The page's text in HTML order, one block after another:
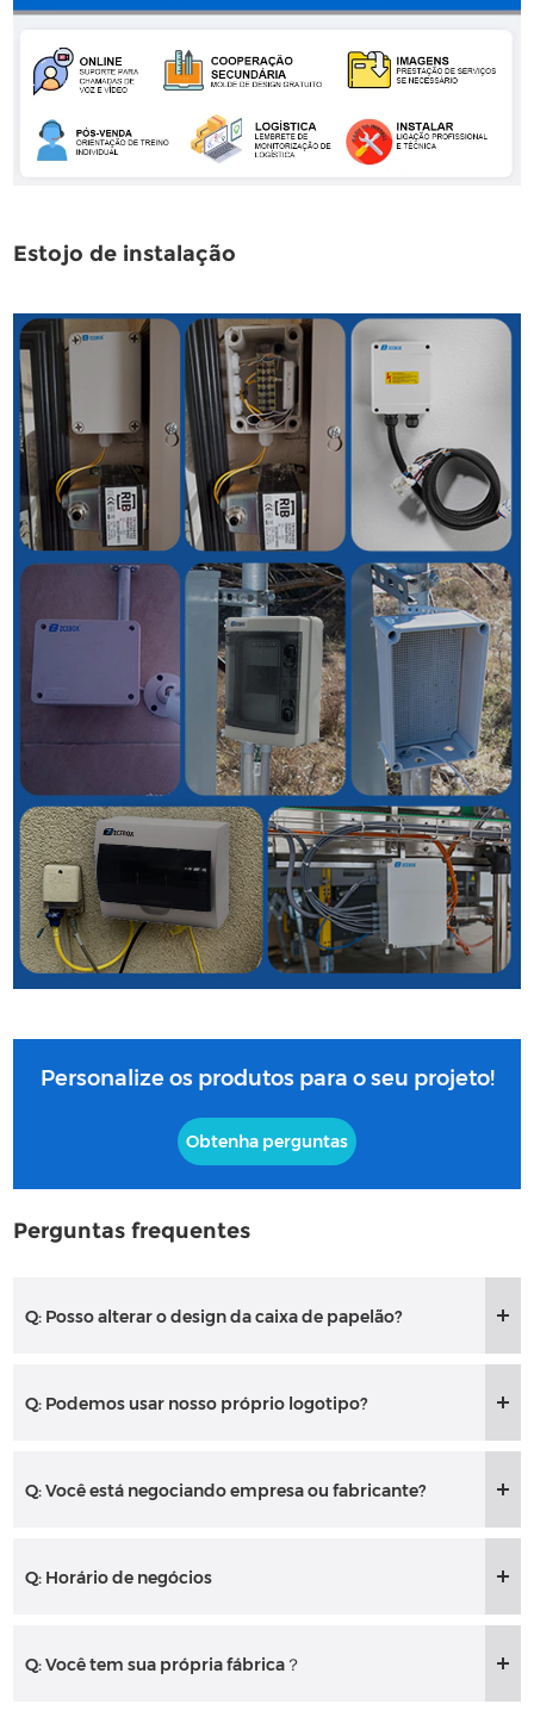
Estojo de instalação
Personalize os produtos para o seu projeto!
Obtenha perguntas
Perguntas frequentes
Q: Posso alterar o design da caixa de papelão?
Q: Podemos usar nosso próprio logotipo?
Q: Você está negociando empresa ou fabricante?
Q: Horário de negócios
Q: Você tem sua própria fábrica？